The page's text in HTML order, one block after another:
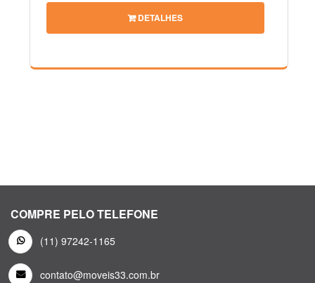
DETALHES
COMPRE PELO TELEFONE
(11) 97242-1165
contato@moveis33.com.br